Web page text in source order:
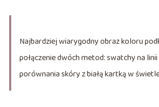
Najbardziej wiarygodny obraz koloru
połączenie dwóch metod: swatchy na
porównania skóry z białą kartką w